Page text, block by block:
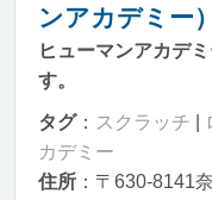
ンアカデミー）
ヒューマンアカデ
す。
タグ： スクラッチ
カデミー
住所 ：〒630-8141